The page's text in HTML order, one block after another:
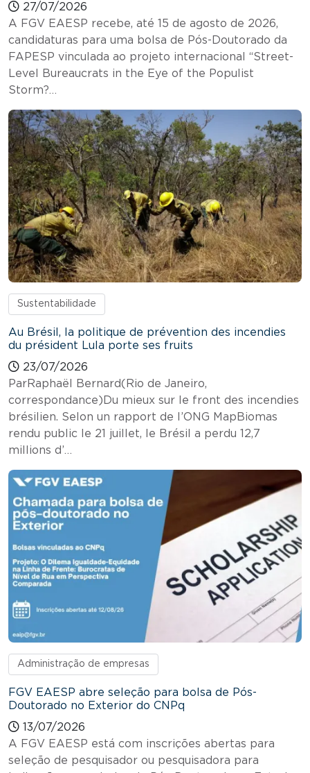
27/07/2026
A FGV EAESP recebe, até 15 de agosto de 2026,
candidaturas para uma bolsa de Pós-Doutorado da
FAPESP vinculada ao projeto internacional “Street-
Level Bureaucrats in the Eye of the Populist
Storm?…
Sustentabilidade
Au Brésil, la politique de prévention des incendies
du président Lula porte ses fruits
23/07/2026
ParRaphaël Bernard(Rio de Janeiro,
correspondance)Du mieux sur le front des incendies
brésilien. Selon un rapport de l’ONG MapBiomas
rendu public le 21 juillet, le Brésil a perdu 12,7
millions d’…
Administração de empresas
FGV EAESP abre seleção para bolsa de Pós-
Doutorado no Exterior do CNPq
13/07/2026
A FGV EAESP está com inscrições abertas para
seleção de pesquisador ou pesquisadora para